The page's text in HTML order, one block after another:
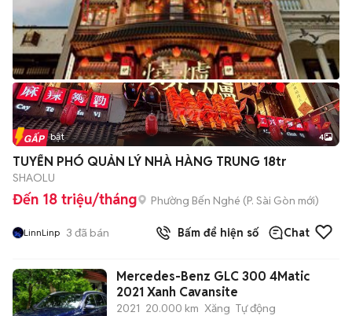
Tin nổi bật 4
TUYỂN PHÓ QUẢN LÝ NHÀ HÀNG TRUNG 18tr
SHAOLU
Đến 18 triệu/tháng Phường Bến Nghé (P. Sài Gòn mới)
LinnLinp 3 đã bán Bấm để hiện số Chat
Mercedes-Benz GLC 300 4Matic
2021 Xanh Cavansite
2021 20.000 km Xăng Tự động